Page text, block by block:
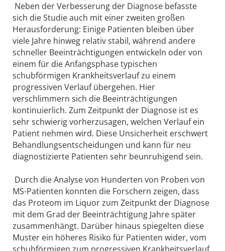
Neben der Verbesserung der Diagnose befasste
sich die Studie auch mit einer zweiten großen
Herausforderung: Einige Patienten bleiben über
viele Jahre hinweg relativ stabil, während andere
schneller Beeinträchtigungen entwickeln oder von
einem für die Anfangsphase typischen
schubförmigen Krankheitsverlauf zu einem
progressiven Verlauf übergehen. Hier
verschlimmern sich die Beeinträchtigungen
kontinuierlich. Zum Zeitpunkt der Diagnose ist es
sehr schwierig vorherzusagen, welchen Verlauf ein
Patient nehmen wird. Diese Unsicherheit erschwert
Behandlungsentscheidungen und kann für neu
diagnostizierte Patienten sehr beunruhigend sein.
Durch die Analyse von Hunderten von Proben von
MS-Patienten konnten die Forschern zeigen, dass
das Proteom im Liquor zum Zeitpunkt der Diagnose
mit dem Grad der Beeinträchtigung Jahre später
zusammenhängt. Darüber hinaus spiegelten diese
Muster ein höheres Risiko für Patienten wider, vom